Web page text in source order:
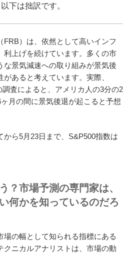
下は拙訳です。
FRB）は、依然として高いインフ
利上げを続けています。多くの市
な景気減速への取り組みが景気後
あると考えています。実際、
調査によると、アメリカ人の3分の2
月の間に景気後退が起こると予想
から5月23日まで、S&P500指数は
？市場予測の専門家は、
何かを知っているのだろ
場の幅として知られる指標にある
クニカルアナリストは、市場の動